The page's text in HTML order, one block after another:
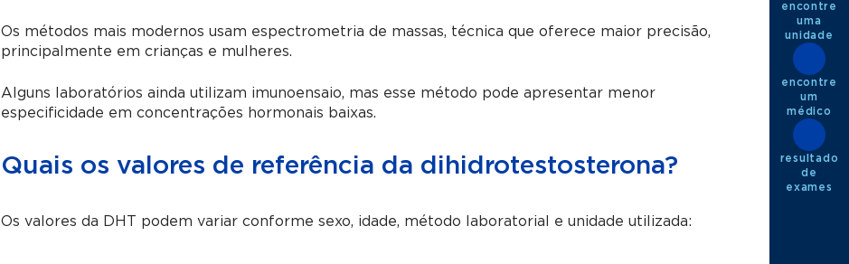
Os métodos mais modernos usam espectrometria de massas, técnica que oferece maior precisão,
principalmente em crianças e mulheres.
Alguns laboratórios ainda utilizam imunoensaio, mas esse método pode apresentar menor
especificidade em concentrações hormonais baixas.
Quais os valores de referência da dihidrotestosterona?
Os valores da DHT podem variar conforme sexo, idade, método laboratorial e unidade utilizada:
encontre
uma
unidade
encontre
um
médico
resultado
de
exames